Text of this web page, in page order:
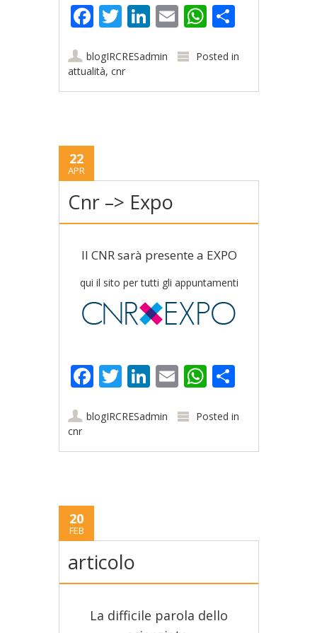
Facebook
Twitter
LinkedIn
EmailWhatsApp
blogIRCRESadmin
Posted in
attualità,cnr
22
APR
Cnr –> Expo
Il CNR sarà presente a EXPO
qui il sito per tutti gli appuntamenti
Facebook
Twitter
LinkedIn
EmailWhatsApp
blogIRCRESadmin
Posted in
cnr
20
FEB
articolo
La difficile parola dello